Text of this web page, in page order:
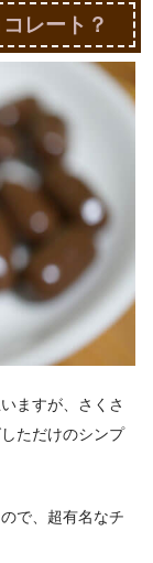
レート？
ますが、さくさ
ただけのシンプ
で、超有名なチ